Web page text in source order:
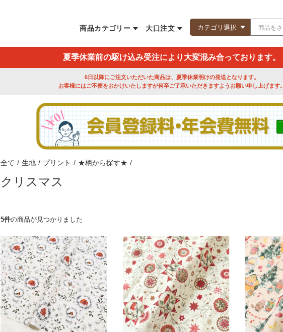
商品カテゴリー 大口注文
夏季休業前の駆け込み受注により大変混み合っております。
6日以降にご注文いただいた商品は、夏季休業明けの発送となります。
お客様にはご不便をおかけいたしますが何卒ご了承いただきますようお願い申し上げます。
全て / 生地 / プリント / ★柄から探す★ /
クリスマス
5件の商品が見つかりました